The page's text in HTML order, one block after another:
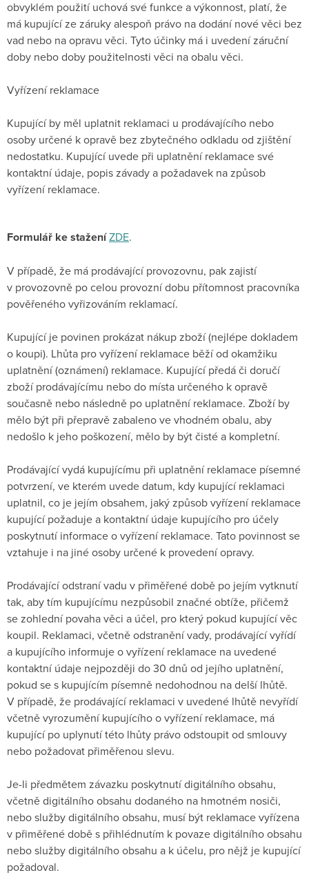
obvyklém použití uchová své funkce a výkonnost, platí, že
má kupující ze záruky alespoň právo na dodání nové věci bez
vad nebo na opravu věci. Tyto účinky má i uvedení záruční
doby nebo doby použitelnosti věci na obalu věci.
Vyřízení reklamace
Kupující by měl uplatnit reklamaci u prodávajícího nebo
osoby určené k opravě bez zbytečného odkladu od zjištění
nedostatku. Kupující uvede při uplatnění reklamace své
kontaktní údaje, popis závady a požadavek na způsob
vyřízení reklamace.
Formulář ke staženíZDE.
V případě, že má prodávající provozovnu, pak zajistí
v provozovně po celou provozní dobu přítomnost pracovníka
pověřeného vyřizováním reklamací.
Kupující je povinen prokázat nákup zboží (nejlépe dokladem
o koupi). Lhůta pro vyřízení reklamace běží od okamžiku
uplatnění (oznámení) reklamace. Kupující předá či doručí
zboží prodávajícímu nebo do místa určeného k opravě
současně nebo následně po uplatnění reklamace. Zboží by
mělo být při přepravě zabaleno ve vhodném obalu, aby
nedošlo k jeho poškození, mělo by být čisté a kompletní.
Prodávající vydá kupujícímu při uplatnění reklamace písemné
potvrzení, ve kterém uvede datum, kdy kupující reklamaci
uplatnil, co je jejím obsahem, jaký způsob vyřízení reklamace
kupující požaduje a kontaktní údaje kupujícího pro účely
poskytnutí informace o vyřízení reklamace. Tato povinnost se
vztahuje i na jiné osoby určené k provedení opravy.
Prodávající odstraní vadu v přiměřené době po jejím vytknutí
tak, aby tím kupujícímu nezpůsobil značné obtíže, přičemž
se zohlední povaha věci a účel, pro který pokud kupující věc
koupil. Reklamaci, včetně odstranění vady, prodávající vyřídí
a kupujícího informuje o vyřízení reklamace na uvedené
kontaktní údaje nejpozději do 30 dnů od jejího uplatnění,
pokud se s kupujícím písemně nedohodnou na delší lhůtě.
V případě, že prodávající reklamaci v uvedené lhůtě nevyřídí
včetně vyrozumění kupujícího o vyřízení reklamace, má
kupující po uplynutí této lhůty právo odstoupit od smlouvy
nebo požadovat přiměřenou slevu.
Je-li předmětem závazku poskytnutí digitálního obsahu,
včetně digitálního obsahu dodaného na hmotném nosiči,
nebo služby digitálního obsahu, musí být reklamace vyřízena
v přiměřené době s přihlédnutím k povaze digitálního obsahu
nebo služby digitálního obsahu a k účelu, pro nějž je kupující
požadoval.